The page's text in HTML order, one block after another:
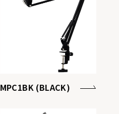
MPC1BK (BLACK)